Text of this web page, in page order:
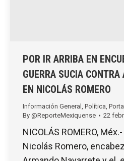
POR IR ARRIBA EN
GUERRA SUCIA
EN NICOLÁS ROMERO
Información General , Política,
By @ReporteMexiquense 22
NICOLÁS ROMERO,
Nicolás Romero,